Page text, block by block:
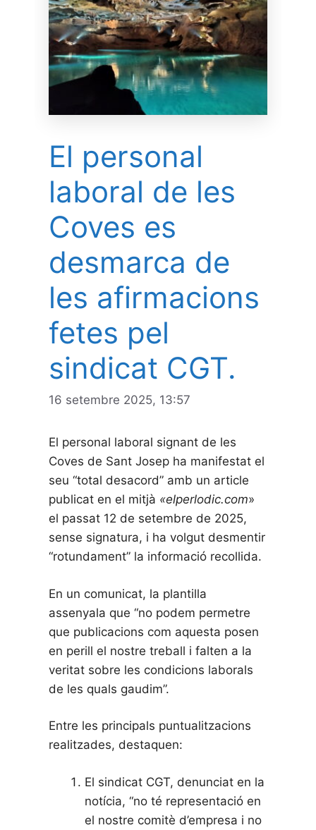
El personal
laboral de les
Coves es
desmarca de
les afirmacions
fetes pel
sindicat CGT.
16 setembre 2025, 13:57
El personal laboral signant de les
Coves de Sant Josep ha manifestat el
seu “total desacord” amb un article
publicat en el mitjà «elperlodic.com»
el passat 12 de setembre de 2025,
sense signatura, i ha volgut desmentir
“rotundament” la informació recollida.
En un comunicat, la plantilla
assenyala que “no podem permetre
que publicacions com aquesta posen
en perill el nostre treball i falten a la
veritat sobre les condicions laborals
de les quals gaudim”.
Entre les principals puntualitzacions
realitzades, destaquen:
El sindicat CGT, denunciat en la
notícia, “no té representació en
el nostre comitè d’empresa i no